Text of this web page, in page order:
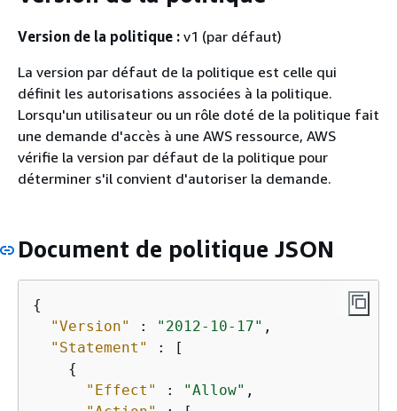
Version de la politique : v1 (par défaut)
La version par défaut de la politique est celle qui
définit les autorisations associées à la politique.
Lorsqu'un utilisateur ou un rôle doté de la politique fait
une demande d'accès à une AWS ressource, AWS
vérifie la version par défaut de la politique pour
déterminer s'il convient d'autoriser la demande.
Document de politique JSON
{
"Version"
: "2012-10-17" ,
"Statement"
: [
{
"Effect"
: "Allow" ,